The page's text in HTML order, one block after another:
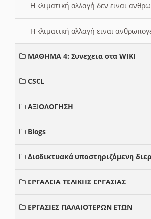
Η κλιματική αλλαγή δεν ειναι
Η κλιματική αλλαγή ειναι
ΜΑΘΗΜΑ 4: Συνεχεια στα WIKI
CSCL
ΑΞΙΟΛΟΓΗΣΗ
Blogs
Διαδικτυακά υποστηριζόμενη
ΕΡΓΑΛΕΙΑ ΤΕΛΙΚΗΣ ΕΡΓΑΣΙΑΣ
ΕΡΓΑΣΙΕΣ ΠΑΛΑΙΟΤΕΡΩΝ ΕΤΩΝ